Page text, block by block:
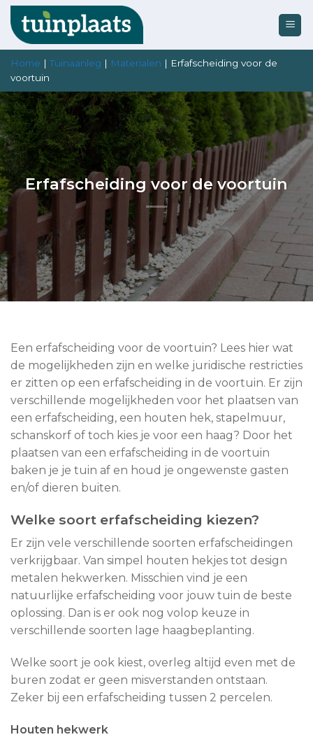
Ga
naar
inhoud
Home |Tuinaanleg | Materialen | Erfafscheiding voor de
voortuin
Erfafscheiding voor de voortuin
Een erfafscheiding voor de voortuin? Lees hier wat
de mogelijkheden zijn en welke juridische restricties
er zitten op een erfafscheiding in de voortuin. Er zijn
verschillende mogelijkheden voor het plaatsen van
een erfafscheiding, een houten hek, stapelmuur,
schanskorf of toch kies je voor een haag? Door het
plaatsen van een erfafscheiding in de voortuin
baken je je tuin af en houd je ongewenste gasten
en/of dieren buiten.
Welke soort erfafscheiding kiezen?
Er zijn vele verschillende soorten erfafscheidingen
verkrijgbaar. Van simpel houten hekjes tot design
metalen hekwerken. Misschien vind je een
natuurlijke erfafscheiding voor jouw tuin de beste
oplossing. Dan is er ook nog volop keuze in
verschillende soorten lage haagbeplanting.
Welke soort je ook kiest, overleg altijd even met de
buren zodat er geen misverstanden ontstaan.
Zeker bij een erfafscheiding tussen 2 percelen.
Houten hekwerk